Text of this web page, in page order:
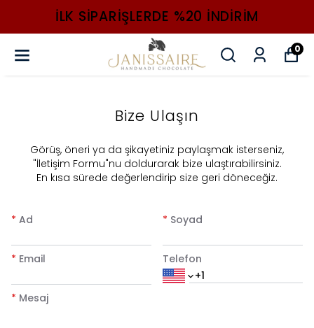
ILK SIPARIŞLERDE %20 INDIRIM
0
Bize Ulaşın
​Görüş, öneri ya da şikayetiniz paylaşmak isterseniz,
"İletişim Formu"nu doldurarak bize ulaştırabilirsiniz.
En kısa sürede değerlendirip size geri döneceğiz.
* Ad * Soyad
* Email Telefon
* Mesaj